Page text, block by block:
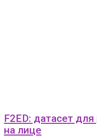
F2ED: датасет
на лице